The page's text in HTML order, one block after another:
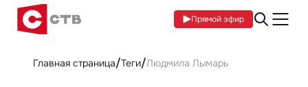
Прямой эфир
Главная страница Теги Людмила Лымарь